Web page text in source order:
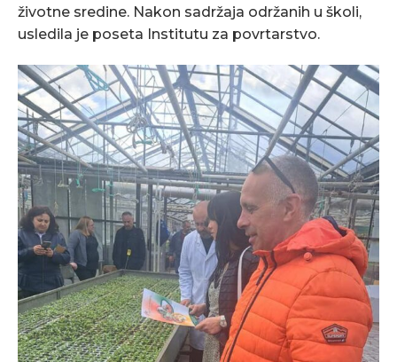
životne sredine. Nakon sadržaja održanih u školi,
usledila je poseta Institutu za povrtarstvo.